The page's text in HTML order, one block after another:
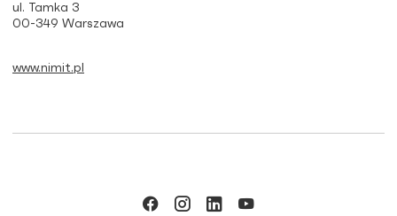
ul. Tamka 3
00-349 Warszawa
www.nimit.pl